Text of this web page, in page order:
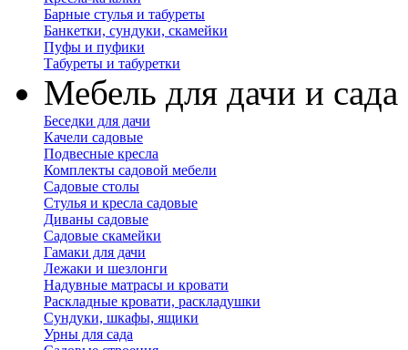
Барные стулья и табуреты
Банкетки, сундуки, скамейки
Пуфы и пуфики
Табуреты и табуретки
Мебель для дачи и сада
Беседки для дачи
Качели садовые
Подвесные кресла
Комплекты садовой мебели
Садовые столы
Стулья и кресла садовые
Диваны садовые
Садовые скамейки
Гамаки для дачи
Лежаки и шезлонги
Надувные матрасы и кровати
Раскладные кровати, раскладушки
Сундуки, шкафы, ящики
Урны для сада